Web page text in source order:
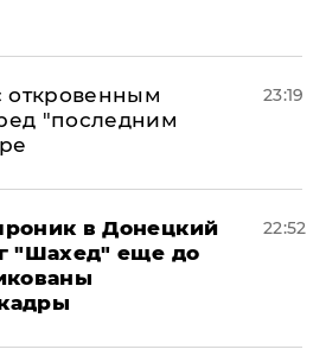
откровенным
"последним
23:19
в Донецкий
"Шахед" еще до
22:52